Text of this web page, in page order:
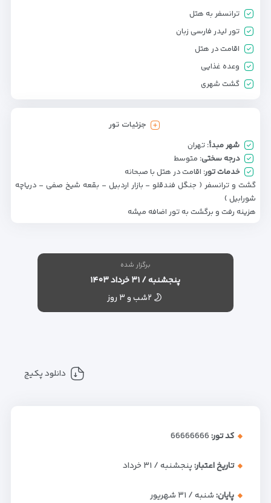
ترانسفر به هتل
تور لیدر فارسی زبان
اقامت در هتل
وعده غذایی
گشت شهری
جزئیات تور
شهر مبدأ: تهران
درجه سختی: متوسط
خدمات تور: اقامت در هتل با صبحانه
گشت و ترانسفر ( جنگل فندقلو - بازار اردبیل - بقعه شیخ صفی - دریاچه
شورابیل )
هزینه رفت و برگشت به تور اضافه میشه
برگزار شده
پنجشنبه / ۳۱ خرداد ۱۴۰۳
۲شب و ۳ روز
دانلود پکیج
کد تور:66666666
تاریخ اعتبار:پنجشنبه / ۳۱ خرداد
پایان:شنبه / ۳۱ شهریور